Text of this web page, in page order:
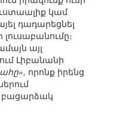
կամ
դադարեցնել
այլ
Լիբանանի
որոնք իրենց
բացարձակ